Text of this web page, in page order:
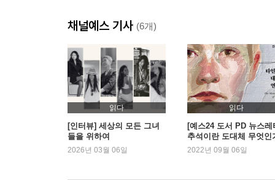
감사의 글
참고문헌
찾아보기
채널예스 기사 (6개)
읽다
[인터뷰] 세상의 모든 그녀
들을 위하여
2026년 03월 06일
읽다
[예스24 도서 PD 뉴스레
추석이란 도대체 무엇인
『타인에 대한 연민』 외
2022년 09월 06일